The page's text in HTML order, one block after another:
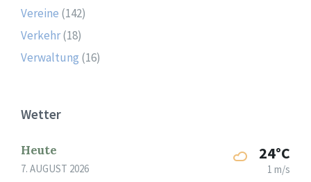
Vereine (142)
Verkehr(18)
Verwaltung (16)
Wetter
Heute
7. AUGUST 2026
24°C
1 m/s